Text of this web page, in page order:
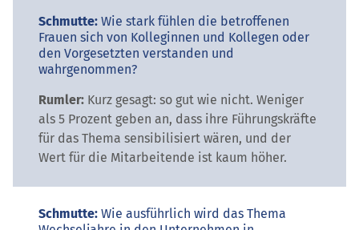
Schmutte: Wie stark fühlen die betroffenen
Frauen sich von Kolleginnen und Kollegen oder
den Vorgesetzten verstanden und
wahrgenommen?
Rumler: Kurz gesagt: so gut wie nicht. Weniger
als 5 Prozent geben an, dass ihre Führungskräfte
für das Thema sensibilisiert wären, und der
Wert für die Mitarbeitende ist kaum höher.
Schmutte: Wie ausführlich wird das Thema